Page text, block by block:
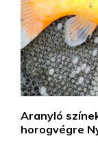
Aranyló
horogvégre